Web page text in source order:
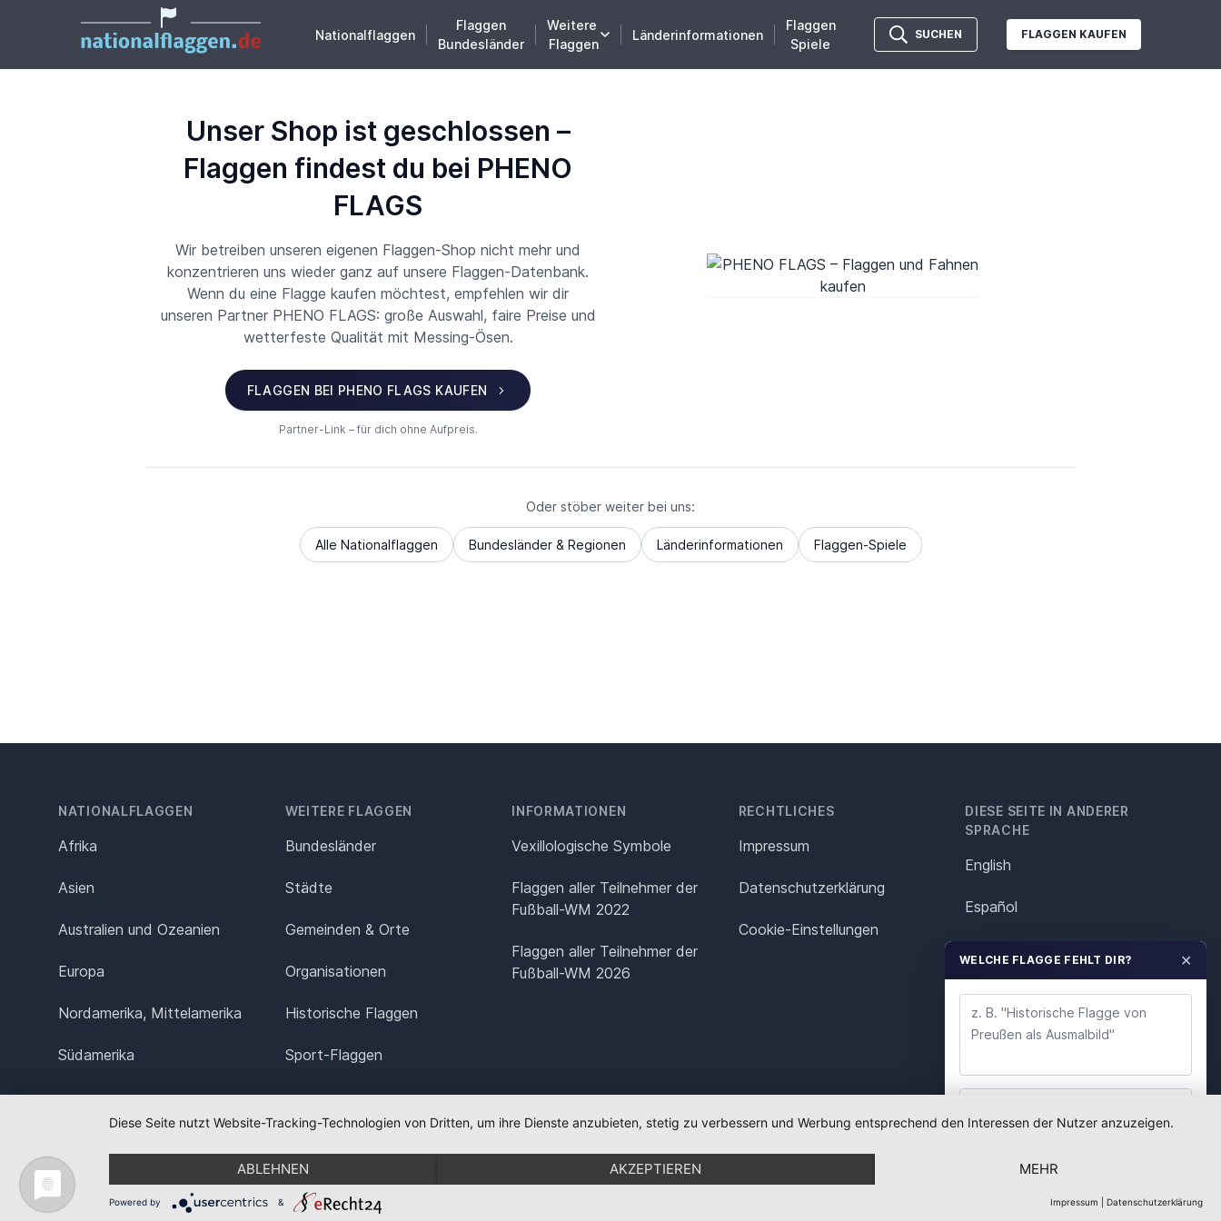
Nationalflaggen
Flaggen
Bundesländer
Weitere
Flaggen
Länderinformationen
Flaggen
Spiele
SUCHEN FLAGGEN KAUFEN
Unser Shop ist geschlossen –
Flaggen findest du bei PHENO
FLAGS
Wir betreiben unseren eigenen Flaggen-Shop nicht mehr und
konzentrieren uns wieder ganz auf unsere Flaggen-Datenbank.
Wenn du eine Flagge kaufen möchtest, empfehlen wir dir
unseren Partner PHENO FLAGS: große Auswahl, faire Preise und
wetterfeste Qualität mit Messing-Ösen.
FLAGGEN BEI PHENO FLAGS KAUFEN
Partner-Link – für dich ohne Aufpreis.
Oder stöber weiter bei uns:
Alle Nationalflaggen Bundesländer & Regionen Länderinformationen Flaggen-Spiele
NATIONALFLAGGEN
Afrika
Asien
Australien und Ozeanien
Europa
Nordamerika, Mittelamerika
Südamerika
WEITERE FLAGGEN
Bundesländer
Städte
Gemeinden & Orte
Organisationen
Historische Flaggen
Sport-Flaggen
INFORMATIONEN
Vexillologische Symbole
Flaggen aller Teilnehmer der
Fußball-WM 2022
Flaggen aller Teilnehmer der
Fußball-WM 2026
RECHTLICHES
Impressum
Datenschutz­erklärung
Cookie-Einstellungen
DIESE SEITE IN ANDERER
SPRACHE
English
Español
Italiano
Polska
Português
Nederlands
WELCHE FLAGGE FEHLT DIR? ✕
Diese Seite nutzt Website-Tracking-Technologien von Dritten, um ihre Dienste anzubieten, stetig zu verbessern und Werbung entsprechend den Interessen der Nutzer anzuzeigen.
ABLEHNEN AKZEPTIEREN MEHR
Powered by & Impressum Datenschutzerklärung